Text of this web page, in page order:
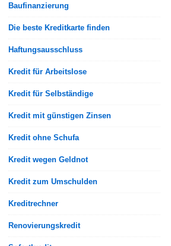
Baufinanzierung
Die beste Kreditkarte finden
Haftungsausschluss
Kredit für Arbeitslose
Kredit für Selbständige
Kredit mit günstigen Zinsen
Kredit ohne Schufa
Kredit wegen Geldnot
Kredit zum Umschulden
Kreditrechner
Renovierungskredit